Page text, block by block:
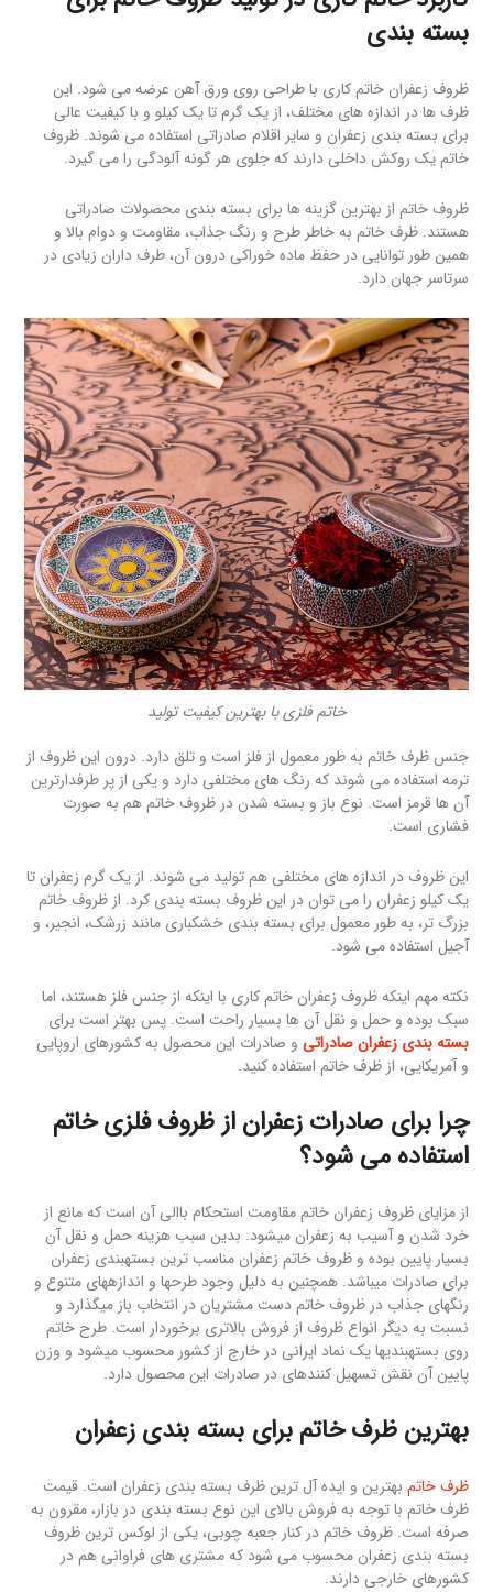
بسته بندی
ظروف زعفران خاتم کاری با طراحی روی ورق آهن عرضه می شود. این
ظرف ها در اندازه های مختلف، از یک گرم تا یک کیلو و با کیفیت عالی
برای بسته بندی زعفران و سایر اقلام صادراتی استفاده می شوند. ظروف
خاتم یک روکش داخلی دارند که جلوی هر گونه آلودگی را می گیرد.
ظروف خاتم از بهترین گزینه ها برای بسته بندی محصولات صادراتی
هستند. ظرف خاتم به خاطر طرح و رنگ جذاب، مقاومت و دوام بالا و
همین طور توانایی در حفظ ماده خوراکی درون آن، طرف داران زیادی در
سرتاسر جهان دارد.
خاتم فلزی با بهترین کیفیت تولید
جنس ظرف خاتم به طور معمول از فلز است و تلق دارد. درون این ظروف از
ترمه استفاده می شوند که رنگ های مختلفی دارد و یکی از پر طرفدارترین
آن ها قرمز است. نوع باز و بسته شدن در ظروف خاتم هم به صورت
فشاری است.
این ظروف در اندازه های مختلفی هم تولید می شوند. از یک گرم زعفران تا
یک کیلو زعفران را می توان در این ظروف بسته بندی کرد. از ظروف خاتم
بزرگ تر، به طور معمول برای بسته بندی خشکباری مانند زرشک، انجیر، و
آجیل استفاده می شود.
نکته مهم اینکه ظروف زعفران خاتم کاری با اینکه از جنس فلز هستند، اما
سبک بوده و حمل و نقل آن ها بسیار راحت است. پس بهتر است برای
بسته بندی زعفران صادراتی و صادرات این محصول به کشورهای اروپایی
و آمریکایی، از ظرف خاتم استفاده کنید.
چرا برای صادرات زعفران از ظروف فلزی خاتم
استفاده می شود؟
از مزایای ظروف زعفران خاتم مقاومت استحکام باالی آن است که مانع از
خرد شدن و آسیب به زعفران میشود. بدین سبب هزینه حمل و نقل آن
بسیار پایین بوده و ظروف خاتم زعفران مناسب ترین بستهبندی زعفران
برای صادرات میباشد. همچنین به دلیل وجود طرحها و اندازههای متنوع و
رنگهای جذاب در ظروف خاتم دست مشتریان در انتخاب باز میگذارد و
نسبت به دیگر انواع ظروف از فروش بالاتری برخوردار است. طرح خاتم
روی بستهبندیها یک نماد ایرانی در خارج از کشور محسوب میشود و وزن
پایین آن نقش تسهیل کنندهای در صادرات این محصول دارد.
بهترین ظرف خاتم برای بسته بندی زعفران
ظرف خاتم بهترین و ایده آل ترین ظرف بسته بندی زعفران است. قیمت
ظرف خاتم با توجه به فروش بالای این نوع بسته بندی در بازار، مقرون به
صرفه است. ظروف خاتم در کنار جعبه چوبی، یکی از لوکس ترین ظروف
بسته بندی زعفران محسوب می شود که مشتری های فراوانی هم در
کشورهای خارجی دارند.